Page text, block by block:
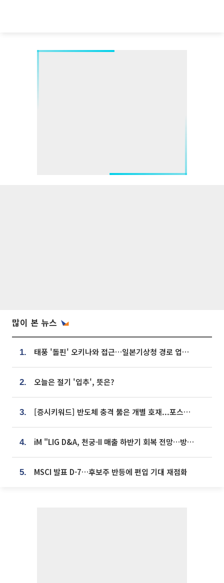
많이 본 뉴스
1. 태풍 '돌핀' 오키나와 접근…일본기상청 경로 업데이트
2. 오늘은 절기 '입추', 뜻은?
3. [증시키워드] 반도체 충격 뚫은 개별 호재...포스코퓨처엠·에코프로·한화솔루션 '눈길'
4. iM "LIG D&A, 천궁-II 매출 하반기 회복 전망…방산 톱픽 유지"
5. MSCI 발표 D-7…후보주 반등에 편입 기대 재점화